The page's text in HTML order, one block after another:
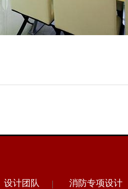
设计团队 消防专项设计